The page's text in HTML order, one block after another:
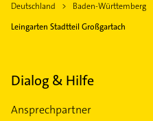
Deutschland Baden-Württemberg
Leingarten Stadtteil Großgartach
Dialog & Hilfe
Ansprechpartner